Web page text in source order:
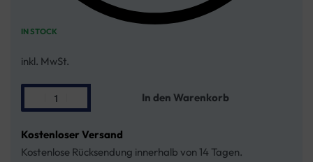
IN STOCK
inkl. MwSt.
In den Warenkorb
Kostenloser Versand
Kostenlose Rücksendung innerhalb von 14 Tagen.